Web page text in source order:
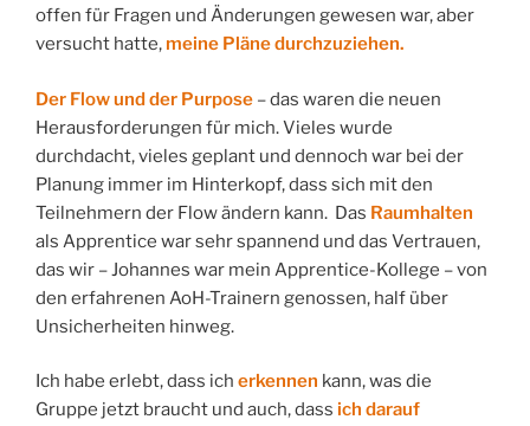
offen für Fragen und Änderungen gewesen war, aber
versucht hatte, meine Pläne durchzuziehen.
Der Flow und der Purpose – das waren die neuen
Herausforderungen für mich. Vieles wurde
durchdacht, vieles geplant und dennoch war bei der
Planung immer im Hinterkopf, dass sich mit den
Teilnehmern der Flow ändern kann. Das Raumhalten
als Apprentice war sehr spannend und das Vertrauen,
das wir – Johannes war mein Apprentice-Kollege – von
den erfahrenen AoH-Trainern genossen, half über
Unsicherheiten hinweg.
Ich habe erlebt, dass ich erkennen kann, was die
Gruppe jetzt braucht und auch, dass ich darauf